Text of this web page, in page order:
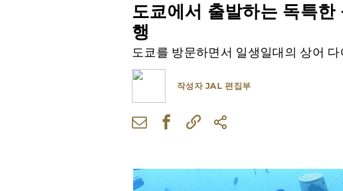
도쿄에서 출발하는 독특
행
도쿄를 방문하면서 일생일대의 상어
작성자 JAL 편집부